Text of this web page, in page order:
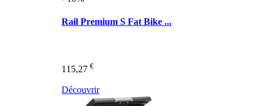
Rail Premium S Fat Bike ...
115,27 €
Découvrir